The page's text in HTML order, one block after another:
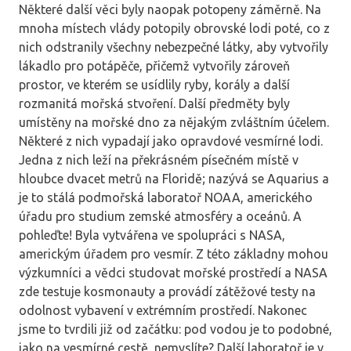
Některé další věci byly naopak potopeny záměrně. Na
mnoha místech vlády potopily obrovské lodi poté, co z
nich odstranily všechny nebezpečné látky, aby vytvořily
lákadlo pro potápěče, přičemž vytvořily zároveň
prostor, ve kterém se usídlily ryby, korály a další
rozmanitá mořská stvoření. Další předměty byly
umístěny na mořské dno za nějakým zvláštním účelem.
Některé z nich vypadají jako opravdové vesmírné lodi.
Jedna z nich leží na překrásném písečném místě v
hloubce dvacet metrů na Floridě; nazývá se Aquarius a
je to stálá podmořská laboratoř NOAA, amerického
úřadu pro studium zemské atmosféry a oceánů. A
pohleďte! Byla vytvářena ve spolupráci s NASA,
americkým úřadem pro vesmír. Z této základny mohou
výzkumníci a vědci studovat mořské prostředí a NASA
zde testuje kosmonauty a provádí zátěžové testy na
odolnost vybavení v extrémním prostředí. Nakonec
jsme to tvrdili již od začátku: pod vodou je to podobné,